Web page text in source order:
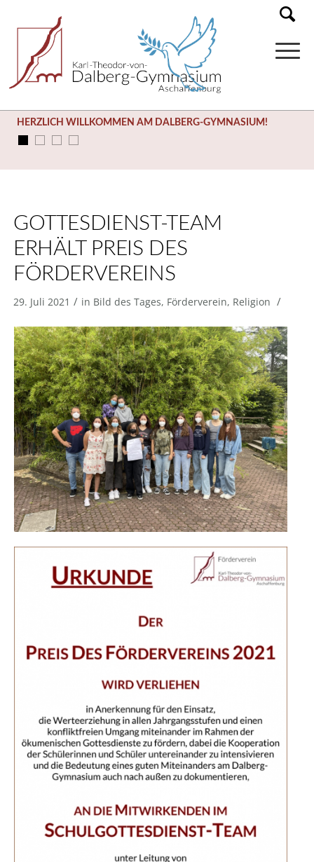
HERZLICH WILLKOMMEN AM DALBERG-GYMNASIUM!
GOTTESDIENST-TEAM
ERHÄLT PREIS DES
FÖRDERVEREINS
29. Juli 2021 / in Bild des Tages, Förderverein, Religion /